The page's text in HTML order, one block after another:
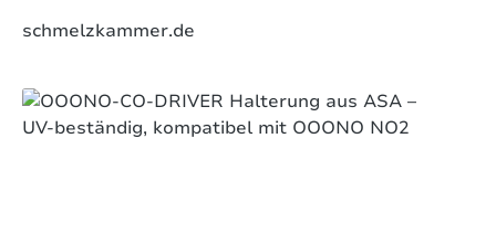
schmelzkammer.de
Bildergalerie überspringen